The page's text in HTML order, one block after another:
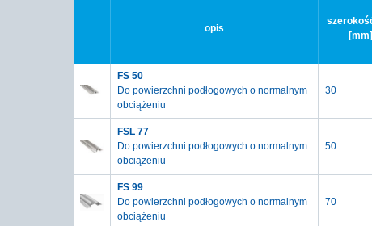
opis
[mm]
FS 50
Do powierzchni podłogowych o normalnym
obciążeniu
30
FSL 77
Do powierzchni podłogowych o normalnym
obciążeniu
50
FS 99
Do powierzchni podłogowych o normalnym
obciążeniu
70